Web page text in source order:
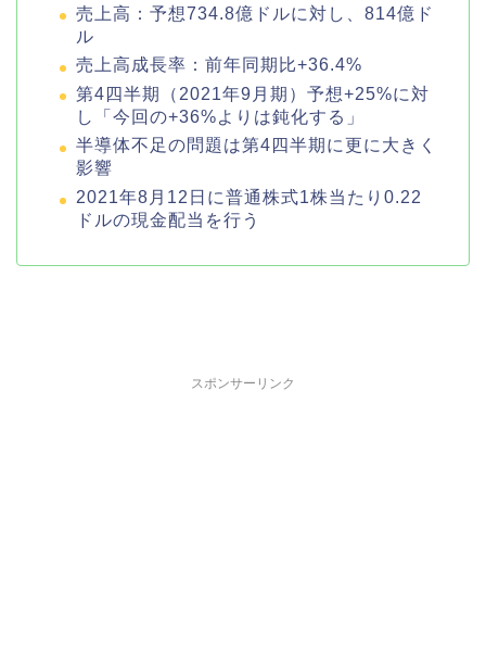
売上高：予想734.8億ドルに対し、814億ド
ル
売上高成長率：前年同期比+36.4%
第4四半期（2021年9月期）予想+25%に対
し「今回の+36%よりは鈍化する」
半導体不足の問題は第4四半期に更に大きく
影響
2021年8月12日に普通株式1株当たり0.22
ドルの現金配当を行う
スポンサーリンク